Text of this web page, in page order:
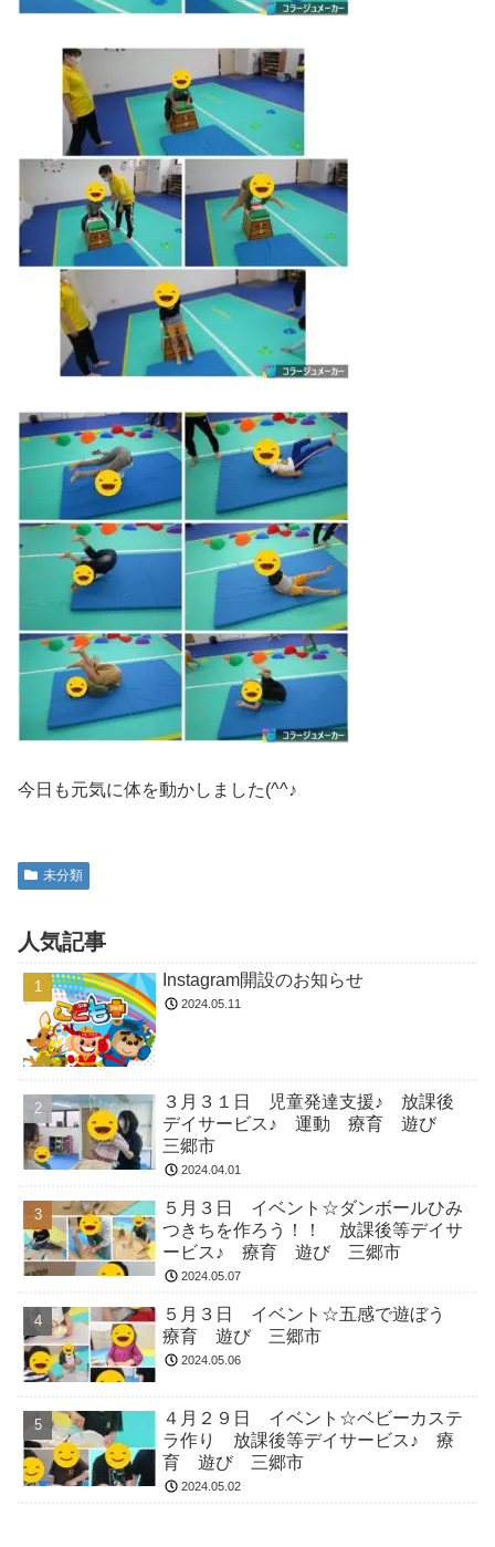
今日も元気に体を動かしました(^^♪
未分類
人気記事
Instagram開設のお知らせ
2024.05.11
３月３１日 児童発達支援♪ 放課後
デイサービス♪ 運動 療育 遊び
三郷市
2024.04.01
５月３日 イベント☆ダンボールひみ
つきちを作ろう！！ 放課後等デイサ
ービス♪ 療育 遊び 三郷市
2024.05.07
５月３日 イベント☆五感で遊ぼう
療育 遊び 三郷市
2024.05.06
４月２９日 イベント☆ベビーカステ
ラ作り 放課後等デイサービス♪ 療
育 遊び 三郷市
2024.05.02